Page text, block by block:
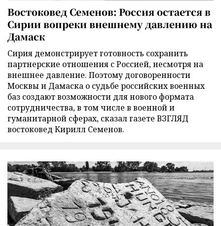
Востоковед Семенов: Россия остается в
Сирии вопреки внешнему давлению на
Дамаск
Сирия демонстрирует готовность сохранить
партнерские отношения с Россией, несмотря на
внешнее давление. Поэтому договоренности
Москвы и Дамаска о судьбе российских военных
баз создают возможности для нового формата
сотрудничества, в том числе в военной и
гуманитарной сферах, сказал газете ВЗГЛЯД
востоковед Кирилл Семенов.